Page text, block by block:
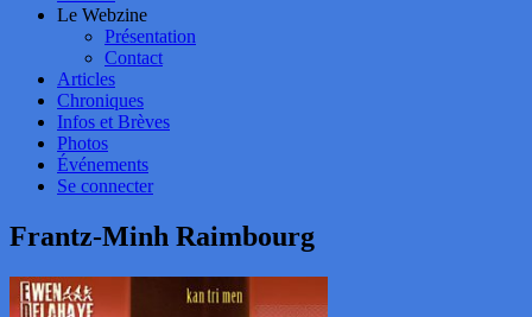
Le Webzine
Présentation
Contact
Articles
Chroniques
Infos et Brèves
Photos
Événements
Se connecter
Frantz-Minh Raimbourg